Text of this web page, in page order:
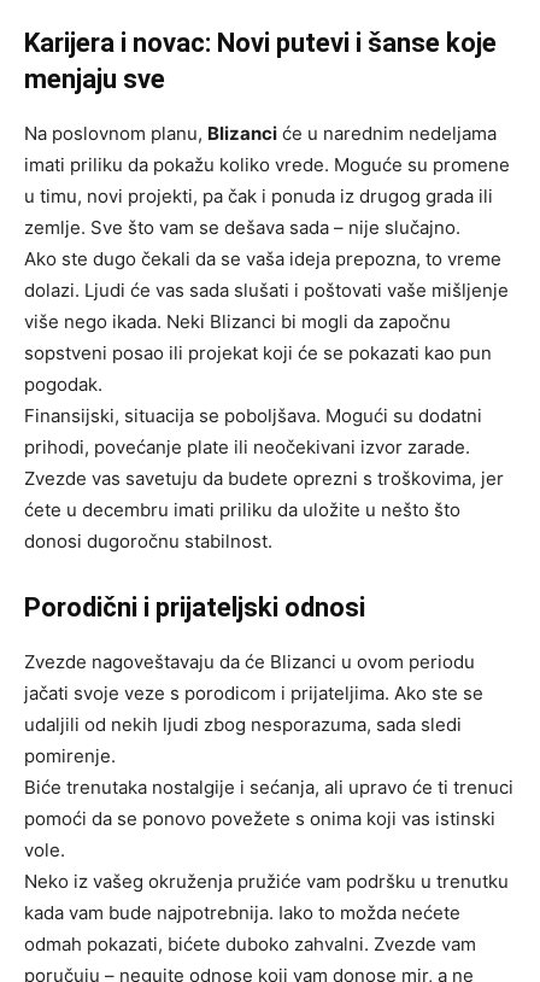
Karijera i novac: Novi putevi i šanse koje
menjaju sve
Na poslovnom planu, Blizanci će u narednim nedeljama
imati priliku da pokažu koliko vrede. Moguće su promene
u timu, novi projekti, pa čak i ponuda iz drugog grada ili
zemlje. Sve što vam se dešava sada – nije slučajno.
Ako ste dugo čekali da se vaša ideja prepozna, to vreme
dolazi. Ljudi će vas sada slušati i poštovati vaše mišljenje
više nego ikada. Neki Blizanci bi mogli da započnu
sopstveni posao ili projekat koji će se pokazati kao pun
pogodak.
Finansijski, situacija se poboljšava. Mogući su dodatni
prihodi, povećanje plate ili neočekivani izvor zarade.
Zvezde vas savetuju da budete oprezni s troškovima, jer
ćete u decembru imati priliku da uložite u nešto što
donosi dugoročnu stabilnost.
Porodični i prijateljski odnosi
Zvezde nagoveštavaju da će Blizanci u ovom periodu
jačati svoje veze s porodicom i prijateljima. Ako ste se
udaljili od nekih ljudi zbog nesporazuma, sada sledi
pomirenje.
Biće trenutaka nostalgije i sećanja, ali upravo će ti trenuci
pomoći da se ponovo povežete s onima koji vas istinski
vole.
Neko iz vašeg okruženja pružiće vam podršku u trenutku
kada vam bude najpotrebnija. Iako to možda nećete
odmah pokazati, bićete duboko zahvalni. Zvezde vam
poručuju – negujte odnose koji vam donose mir, a ne